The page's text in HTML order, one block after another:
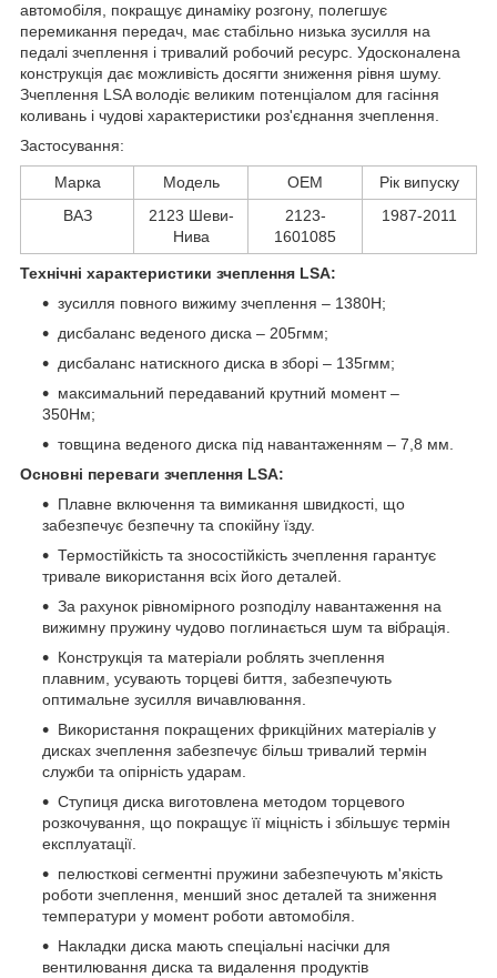
автомобіля, покращує динаміку розгону, полегшує
перемикання передач, має стабільно низька зусилля на
педалі зчеплення і тривалий робочий ресурс. Удосконалена
конструкція дає можливість досягти зниження рівня шуму.
Зчеплення LSA володіє великим потенціалом для гасіння
коливань і чудові характеристики роз'єднання зчеплення.
Застосування:
Марка Модель ОЕМ
Рік випуску
ВАЗ
2123 Шеви-
Нива
2123-
1601085
1987-2011
Технічні характеристики зчеплення LSA:
зусилля повного вижиму зчеплення – 1380Н;
дисбаланс веденого диска – 205гмм;
дисбаланс натискного диска в зборі – 135гмм;
максимальний передаваний крутний момент –
350Нм;
товщина веденого диска під навантаженням – 7,8 мм.
Основні переваги зчеплення LSA:
Плавне включення та вимикання швидкості, що
забезпечує безпечну та спокійну їзду.
Термостійкість та зносостійкість зчеплення гарантує
тривале використання всіх його деталей.
За рахунок рівномірного розподілу навантаження на
вижимну пружину чудово поглинається шум та вібрація.
Конструкція та матеріали роблять зчеплення
плавним, усувають торцеві биття, забезпечують
оптимальне зусилля вичавлювання.
Використання покращених фрикційних матеріалів у
дисках зчеплення забезпечує більш тривалий термін
служби та опірність ударам.
Ступиця диска виготовлена методом торцевого
розкочування, що покращує її міцність і збільшує термін
експлуатації.
пелюсткові сегментні пружини забезпечують м'якість
роботи зчеплення, менший знос деталей та зниження
температури у момент роботи автомобіля.
Накладки диска мають спеціальні насічки для
вентилювання диска та видалення продуктів